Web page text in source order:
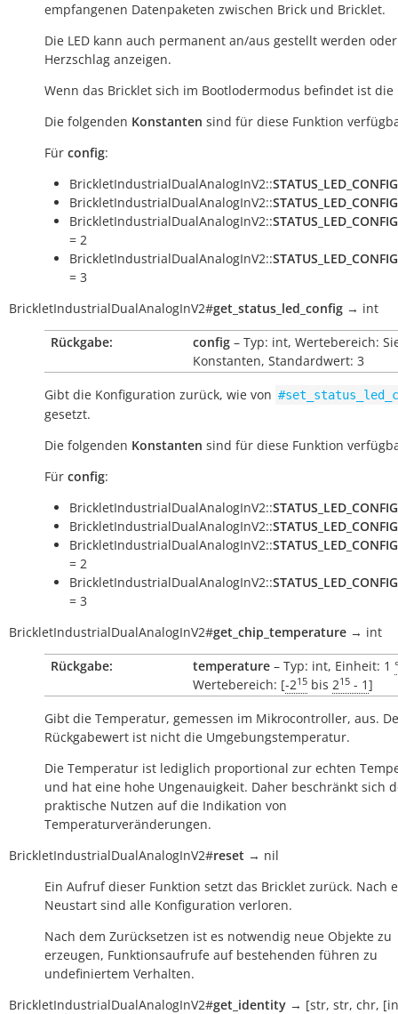
empfangenen Datenpaketen zwischen Brick und Bricklet.
Die LED kann auch permanent an/aus gestellt werden
Herzschlag anzeigen.
Wenn das Bricklet sich im Bootlodermodus befindet ist die
Die folgenden Konstanten sind für diese Funktion
Für config:
BrickletIndustrialDualAnalogInV2::STATUS_LED_CONFIG
BrickletIndustrialDualAnalogInV2::STATUS_LED_CONFIG
BrickletIndustrialDualAnalogInV2::STATUS_LED_CONFIG
= 2
BrickletIndustrialDualAnalogInV2::STATUS_LED_CONFIG
= 3
BrickletIndustrialDualAnalogInV2#get_status_led_config → int
Rückgabe:
config – Typ: int, Wertebereich:
Konstanten, Standardwert: 3
Gibt die Konfiguration zurück, wie von
gesetzt.
Die folgenden Konstanten sind für diese Funktion
Für config:
BrickletIndustrialDualAnalogInV2::STATUS_LED_CONFIG
BrickletIndustrialDualAnalogInV2::STATUS_LED_CONFIG
BrickletIndustrialDualAnalogInV2::STATUS_LED_CONFIG
= 2
BrickletIndustrialDualAnalogInV2::STATUS_LED_CONFIG
= 3
BrickletIndustrialDualAnalogInV2#get_chip_temperature → int
Rückgabe:
temperature – Typ: int, Einheit: 1
Wertebereich: [-215 bis 215 - 1]
Gibt die Temperatur, gemessen im Mikrocontroller, aus.
Rückgabewert ist nicht die Umgebungstemperatur.
Die Temperatur ist lediglich proportional zur echten
und hat eine hohe Ungenauigkeit. Daher beschränkt sich
praktische Nutzen auf die Indikation von
Temperaturveränderungen.
BrickletIndustrialDualAnalogInV2#reset → nil
Ein Aufruf dieser Funktion setzt das Bricklet zurück. Nach
Neustart sind alle Konfiguration verloren.
Nach dem Zurücksetzen ist es notwendig neue Objekte zu
erzeugen, Funktionsaufrufe auf bestehenden führen zu
undefiniertem Verhalten.
BrickletIndustrialDualAnalogInV2#get_identity → [str, str, chr,